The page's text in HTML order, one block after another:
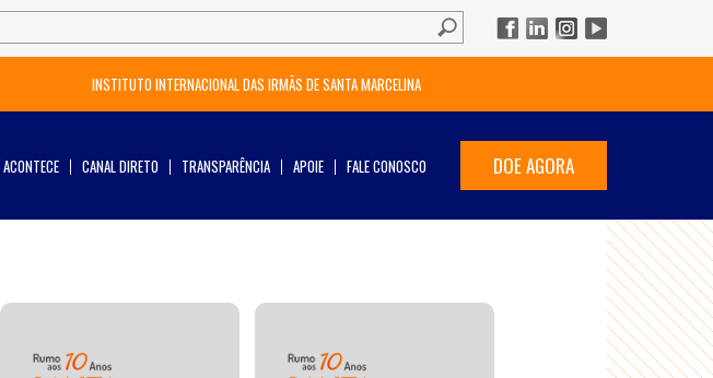
INSTITUTO INTERNACIONAL DAS IRMÃS DE SANTA MARCELINA
DOE AGORA
ACONTECE CANAL DIRETO TRANSPARÊNCIA APOIE FALE CONOSCO